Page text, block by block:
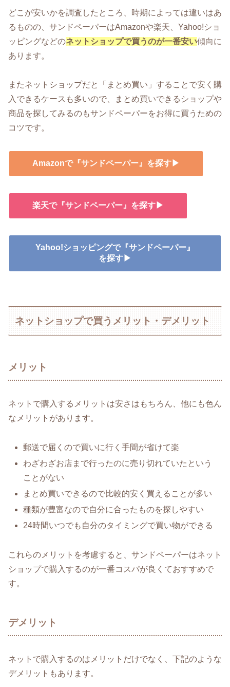
どこが安いかを調査したところ、時期によっては違いはあ
るものの、サンドペーパーはAmazonや楽天、Yahoo!ショ
ッピングなどのネットショップで買うのが一番安い傾向に
あります。
またネットショップだと「まとめ買い」することで安く購
入できるケースも多いので、まとめ買いできるショップや
商品を探してみるのもサンドペーパーをお得に買うための
コツです。
Amazonで『サンドペーパー』を探す▶
楽天で『サンドペーパー』を探す▶
Yahoo!ショッピングで『サンドペーパー』
を探す▶
ネットショップで買うメリット・デメリット
メリット
ネットで購入するメリットは安さはもちろん、他にも色ん
なメリットがあります。
郵送で届くので買いに行く手間が省けて楽
わざわざお店まで行ったのに売り切れていたという
ことがない
まとめ買いできるので比較的安く買えることが多い
種類が豊富なので自分に合ったものを探しやすい
24時間いつでも自分のタイミングで買い物ができる
これらのメリットを考慮すると、サンドペーパーはネット
ショップで購入するのが一番コスパが良くておすすめで
す。
デメリット
ネットで購入するのはメリットだけでなく、下記のような
デメリットもあります。